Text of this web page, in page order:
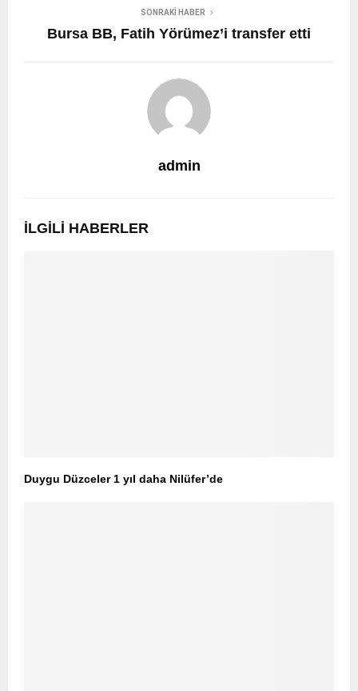
SONRAKI HABER
Bursa BB, Fatih Yörümez’i transfer etti
admin
İLGILI HABERLER
Duygu Düzceler 1 yıl daha Nilüfer’de